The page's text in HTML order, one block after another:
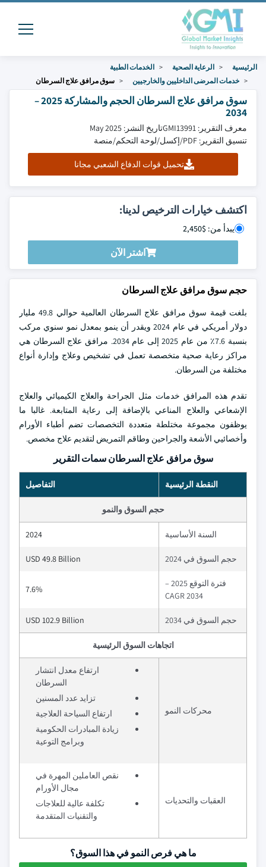
الرئيسية الرعاية الصحية
الخدمات الطبية
خدمات المرضى الداخليين والخارجيين
سوق مرافق علاج السرطان
سوق مرافق علاج السرطان الحجم والمشاركة 2025 –
2034
معرف التقرير: GMI13991
تاريخ النشر: May 2025
تنسيق التقرير: PDF/إكسل/لوحة التحكم/منصة
تحميل قوات الدفاع الشعبي مجانا
اكتشف خيارات الترخيص لدينا:
يبدأ من: $2,450
اشتر الآن
حجم سوق مرافق علاج السرطان
بلغت قيمة سوق مرافق علاج السرطان العالمية حوالي 49.8 مليار
دولار أمريكي في عام 2024 ويقدر أن ينمو بمعدل نمو سنوي مركب
بنسبة 7.6٪ من عام 2025 إلى عام 2034. مرافق علاج السرطان هي
مراكز رعاية صحية متخصصة تعمل في تشخيص وعلاج وإدارة أنواع
مختلفة من السرطان.
تقدم هذه المرافق خدمات مثل الجراحة والعلاج الكيميائي والعلاج
الإشعاعي والعلاج المناعي بالإضافة إلى رعاية المتابعة. غالبا ما
يوظفون مجموعة مختلطة متعددة التخصصات تضم أطباء الأورام
وأخصائيي الأشعة والجراحين وطاقم التمريض لتقديم علاج مخصص.
سوق مرافق علاج السرطان سمات التقرير
النقطة الرئيسية التفاصيل
حجم السوق والنمو
السنة الأساسية 2024
حجم السوق في 2024 USD 49.8 Billion
فترة التوقع 2025 –
2034 CAGR
7.6%
حجم السوق في 2034 USD 102.9 Billion
اتجاهات السوق الرئيسية
محركات النمو
ارتفاع معدل انتشار
السرطان
تزايد عدد المسنين
ارتفاع السياحة العلاجية
زيادة المبادرات الحكومية
وبرامج التوعية
العقبات والتحديات
نقص العاملين المهرة في
مجال الأورام
تكلفة عالية للعلاجات
والتقنيات المتقدمة
ما هي فرص النمو في هذا السوق؟